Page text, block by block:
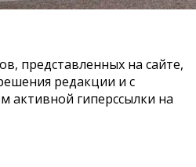
представленных на сайте,
редакции и с
активной гиперссылки на